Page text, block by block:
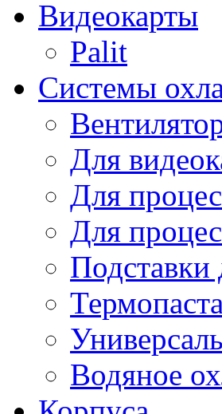
Видеокарты
Palit
Системы
Для
Для
Для
Подставки
Термопаста
Водяное